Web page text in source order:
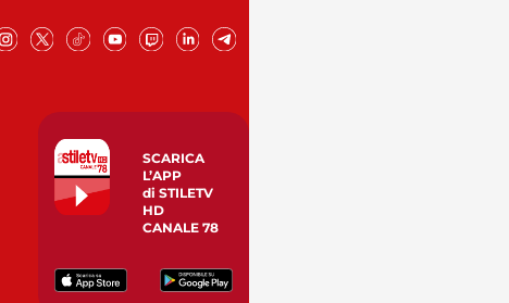
SCARICA
L’APP
di STILETV
HD
CANALE 78